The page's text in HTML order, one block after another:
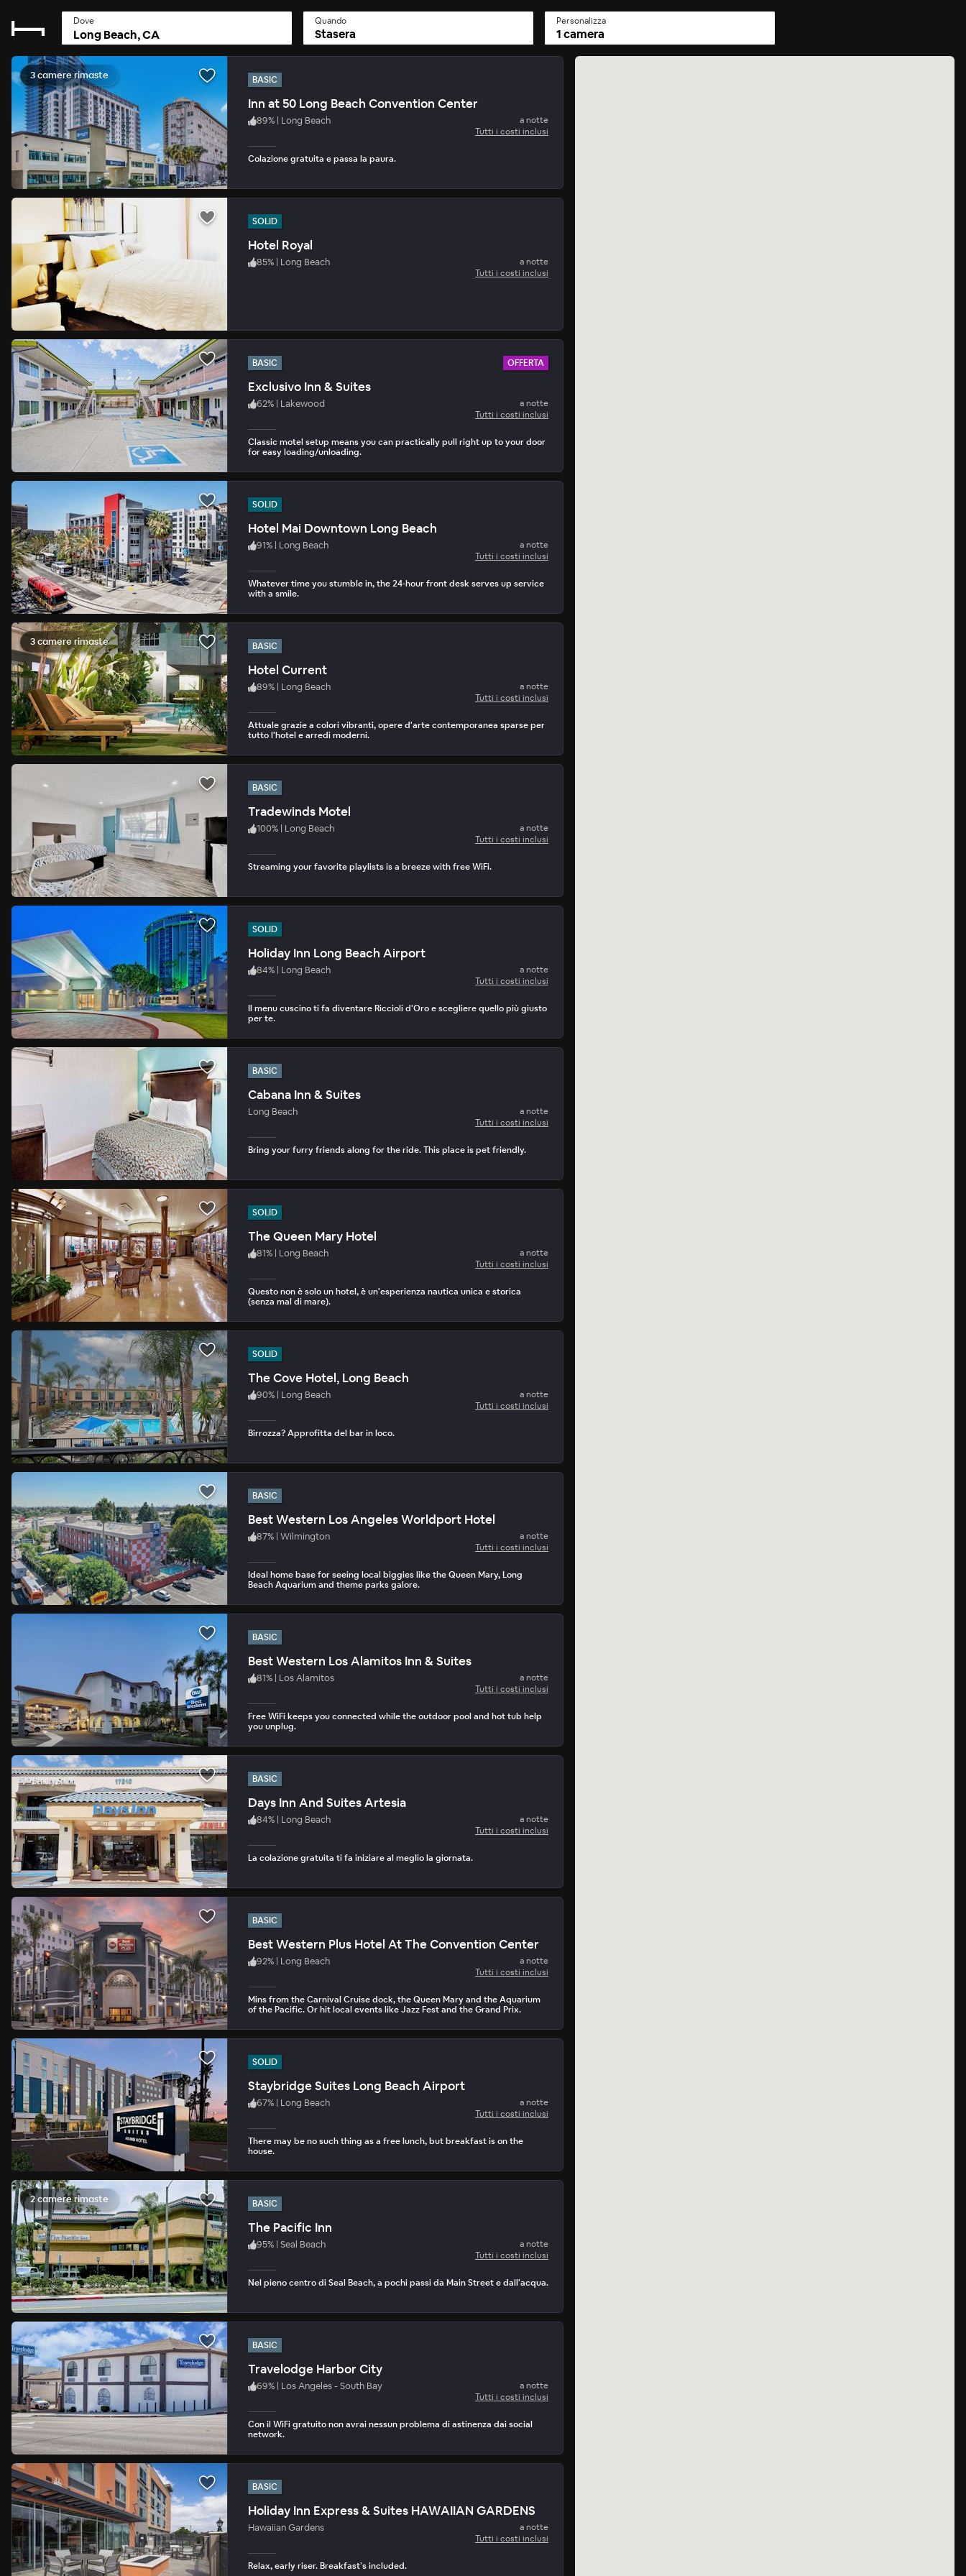
Dove Quando
Stasera
Personalizza
1 camera
3 camere rimaste BASIC
Inn at 50 Long Beach Convention Center
89% | Long Beach
a notte
Tutti i costi inclusi
Colazione gratuita e passa la paura.
SOLID
Hotel Royal
85% | Long Beach
a notte
Tutti i costi inclusi
BASIC OFFERTA
Exclusivo Inn & Suites
62% | Lakewood
a notte
Tutti i costi inclusi
Classic motel setup means you can practically pull right up to your door
for easy loading/unloading.
SOLID
Hotel Mai Downtown Long Beach
91% | Long Beach
a notte
Tutti i costi inclusi
Whatever time you stumble in, the 24-hour front desk serves up service
with a smile.
3 camere rimaste BASIC
Hotel Current
89% | Long Beach
a notte
Tutti i costi inclusi
Attuale grazie a colori vibranti, opere d'arte contemporanea sparse per
tutto l'hotel e arredi moderni.
BASIC
Tradewinds Motel
100% | Long Beach
a notte
Tutti i costi inclusi
Streaming your favorite playlists is a breeze with free WiFi.
SOLID
Holiday Inn Long Beach Airport
84% | Long Beach
a notte
Tutti i costi inclusi
Il menu cuscino ti fa diventare Riccioli d'Oro e scegliere quello più giusto
per te.
BASIC
Cabana Inn & Suites
Long Beach
a notte
Tutti i costi inclusi
Bring your furry friends along for the ride. This place is pet friendly.
SOLID
The Queen Mary Hotel
81% | Long Beach
a notte
Tutti i costi inclusi
Questo non è solo un hotel, è un'esperienza nautica unica e storica
(senza mal di mare).
SOLID
The Cove Hotel, Long Beach
90% | Long Beach
a notte
Tutti i costi inclusi
Birrozza? Approfitta del bar in loco.
BASIC
Best Western Los Angeles Worldport Hotel
87% | Wilmington
a notte
Tutti i costi inclusi
Ideal home base for seeing local biggies like the Queen Mary, Long
Beach Aquarium and theme parks galore.
BASIC
Best Western Los Alamitos Inn & Suites
81% | Los Alamitos
a notte
Tutti i costi inclusi
Free WiFi keeps you connected while the outdoor pool and hot tub help
you unplug.
BASIC
Days Inn And Suites Artesia
84% | Long Beach
a notte
Tutti i costi inclusi
La colazione gratuita ti fa iniziare al meglio la giornata.
BASIC
Best Western Plus Hotel At The Convention Center
92% | Long Beach
a notte
Tutti i costi inclusi
Mins from the Carnival Cruise dock, the Queen Mary and the Aquarium
of the Pacific. Or hit local events like Jazz Fest and the Grand Prix.
SOLID
Staybridge Suites Long Beach Airport
67% | Long Beach
a notte
Tutti i costi inclusi
There may be no such thing as a free lunch, but breakfast is on the
house.
2 camere rimaste BASIC
The Pacific Inn
95% | Seal Beach
a notte
Tutti i costi inclusi
Nel pieno centro di Seal Beach, a pochi passi da Main Street e dall'acqua.
BASIC
Travelodge Harbor City
69% | Los Angeles - South Bay
a notte
Tutti i costi inclusi
Con il WiFi gratuito non avrai nessun problema di astinenza dai social
network.
BASIC
Holiday Inn Express & Suites HAWAIIAN GARDENS
Hawaiian Gardens
a notte
Tutti i costi inclusi
Relax, early riser. Breakfast’s included.